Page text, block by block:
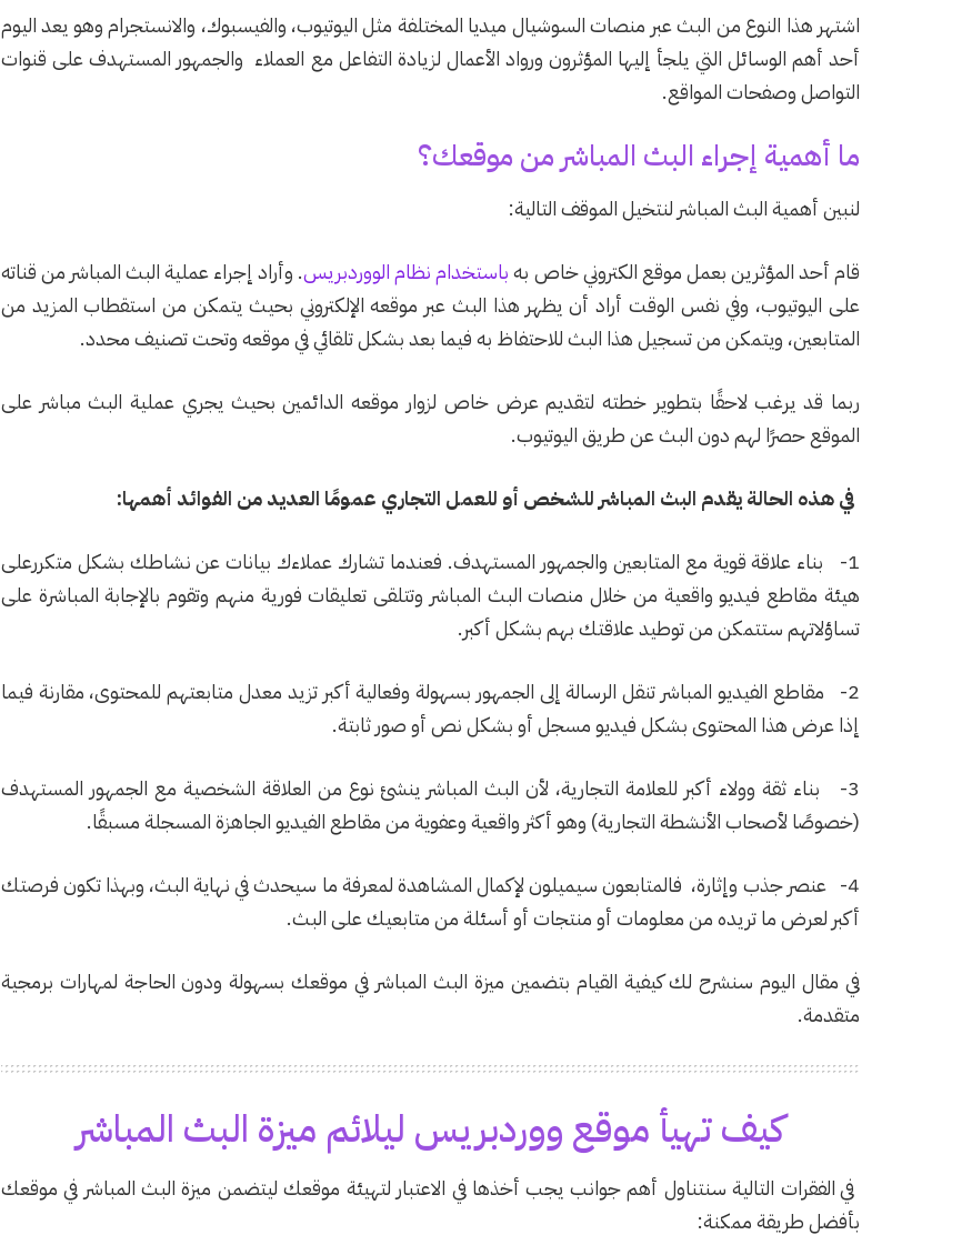
اشتهر هذا النوع من البث عبر منصات السوشيال ميديا المختلفة مثل اليوتيوب، والفيسبوك، والانستجرام وهو يعد اليوم
أحد أهم الوسائل التي يلجأ إليها المؤثرون ورواد الأعمال لزيادة التفاعل مع العملاء والجمهور المستهدف على قنوات
التواصل وصفحات المواقع.
ما أهمية إجراء البث المباشر من موقعك؟
لنبين أهمية البث المباشر لنتخيل الموقف التالية:
قام أحد المؤثرين بعمل موقع الكتروني خاص بهباستخدام نظام الووردبريس. وأراد إجراء عملية البث المباشر من قناته
على اليوتيوب، وفي نفس الوقت أراد أن يظهر هذا البث عبر موقعه الإلكتروني بحيث يتمكن من استقطاب المزيد من
المتابعين، ويتمكن من تسجيل هذا البث للاحتفاظ به فيما بعد بشكل تلقائي في موقعه وتحت تصنيف محدد.
ربما قد يرغب لاحقًا بتطوير خطته لتقديم عرض خاص لزوار موقعه الدائمين بحيث يجري عملية البث مباشر على
الموقع حصرًا لهم دون البث عن طريق اليوتيوب.
في هذه الحالة يقدم البث المباشر للشخص أو للعمل التجاري عمومًا العديد من الفوائد أهمها:
1- بناء علاقة قوية مع المتابعين والجمهور المستهدف. فعندما تشارك عملاءك بيانات عن نشاطك بشكل متكررعلى
هيئة مقاطع فيديو واقعية من خلال منصات البث المباشر وتتلقى تعليقات فورية منهم وتقوم بالإجابة المباشرة على
تساؤلاتهم ستتمكن من توطيد علاقتك بهم بشكل أكبر.
2- مقاطع الفيديو المباشر تنقل الرسالة إلى الجمهور بسهولة وفعالية أكبر تزيد معدل متابعتهم للمحتوى، مقارنة فيما
إذا عرض هذا المحتوى بشكل فيديو مسجل أو بشكل نص أو صور ثابتة.
3- بناء ثقة وولاء أكبر للعلامة التجارية، لأن البث المباشر ينشئ نوع من العلاقة الشخصية مع الجمهور المستهدف
(خصوصًا لأصحاب الأنشطة التجارية) وهو أكثر واقعية وعفوية من مقاطع الفيديو الجاهزة المسجلة مسبقًا.
4- عنصر جذب وإثارة، فالمتابعون سيميلون لإكمال المشاهدة لمعرفة ما سيحدث في نهاية البث، وبهذا تكون فرصتك
أكبر لعرض ما تريده من معلومات أو منتجات أو أسئلة من متابعيك على البث.
في مقال اليوم سنشرح لك كيفية القيام بتضمين ميزة البث المباشر في موقعك بسهولة ودون الحاجة لمهارات برمجية
متقدمة.
كيف تهيأ موقع ووردبريس ليلائم ميزة البث المباشر
في الفقرات التالية سنتناول أهم جوانب يجب أخذها في الاعتبار لتهيئة موقعك ليتضمن ميزة البث المباشر في موقعك
بأفضل طريقة ممكنة: